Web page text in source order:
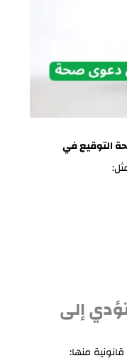
التوقيع في
إلى
منها: